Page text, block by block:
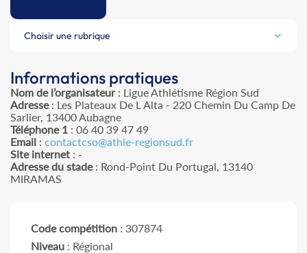
Choisir une rubrique
Informations pratiques
Nom de l’organisateur: Ligue Athlétisme Région Sud
Adresse: Les Plateaux De L Alta - 220 Chemin Du Camp De
Sarlier, 13400 Aubagne
Téléphone 1 : 06 40 39 47 49
Email : contactcso@athle-regionsud.fr
Site internet : -
Adresse du stade: Rond-Point Du Portugal, 13140
MIRAMAS
Code compétition : 307874
Niveau : Régional